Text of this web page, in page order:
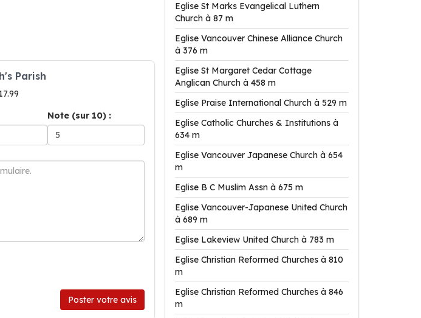
Parish
Note (sur 10) :
Poster votre avis
Eglise St Marks Evangelical Luthern
Church à 87 m
Eglise Vancouver Chinese Alliance Church
à 376 m
Eglise St Margaret Cedar Cottage
Anglican Church à 458 m
Eglise Praise International Church à 529 m
Eglise Catholic Churches & Institutions à
634 m
Eglise Vancouver Japanese Church à 654
m
Eglise B C Muslim Assn à 675 m
Eglise Vancouver-Japanese United Church
à 689 m
Eglise Lakeview United Church à 783 m
Eglise Christian Reformed Churches à 810
m
Eglise Christian Reformed Churches à 846
m